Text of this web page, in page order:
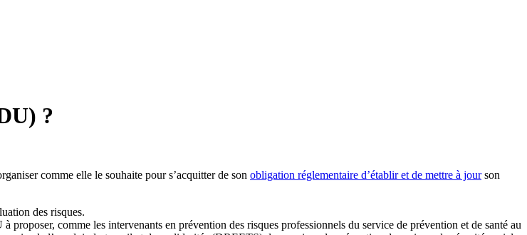
?
comme elle le souhaite pour s’acquitter de son obligation réglementaire d’établir et de mettre à jourson
des risques.
comme les intervenants en prévention des risques professionnels du service de prévention et de santé au